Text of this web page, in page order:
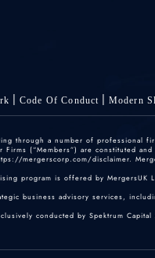
Modern
Code Of Conduct
through a number of
Firms (“Members”) are constituted
mergerscorp.com/disclaimer.
program is offered by MergersUK
business advisory services,
conducted by Spektrum